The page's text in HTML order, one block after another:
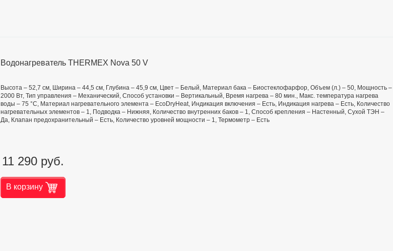
Водонагреватель THERMEX Nova 50 V
Высота – 52,7 см, Ширина – 44,5 см, Глубина – 45,9 см, Цвет – Белый, Материал бака – Биостеклофарфор, Объем (л.) – 50, Мощность –
2000 Вт, Тип управления – Механический, Способ установки – Вертикальный, Время нагрева – 80 мин., Макс. температура нагрева
воды – 75 °С, Материал нагревательного элемента – EcoDryHeat, Индикация включения – Есть, Индикация нагрева – Есть, Количество
нагревательных элементов – 1, Подводка – Нижняя, Количество внутренних баков – 1, Способ крепления – Настенный, Сухой ТЭН –
Да, Клапан предохранительный – Есть, Количество уровней мощности – 1, Термометр – Есть
11 290 руб.
В корзину